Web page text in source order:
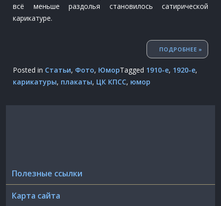
всё меньше раздолья становилось сатирической
карикатуре.
ПОДРОБНЕЕ »
Posted in Статьи, Фото, ЮморTagged 1910-е, 1920-е,
карикатуры, плакаты, ЦК КПСС, юмор
Полезные ссылки
Карта сайта